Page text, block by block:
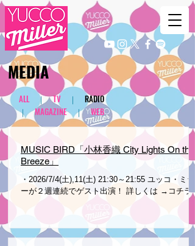
​MEDIA
ALL ｜TV ｜
RADIO
｜
MAGAZINE ｜ WEB
MUSIC BIRD「小林香織 City Lights On the
Breeze」
・2026/7/4(土),11(土) 21:30～21:55 ユッコ・ミラ
ーが２週連続でゲスト出演！ 詳しくは →コチラ